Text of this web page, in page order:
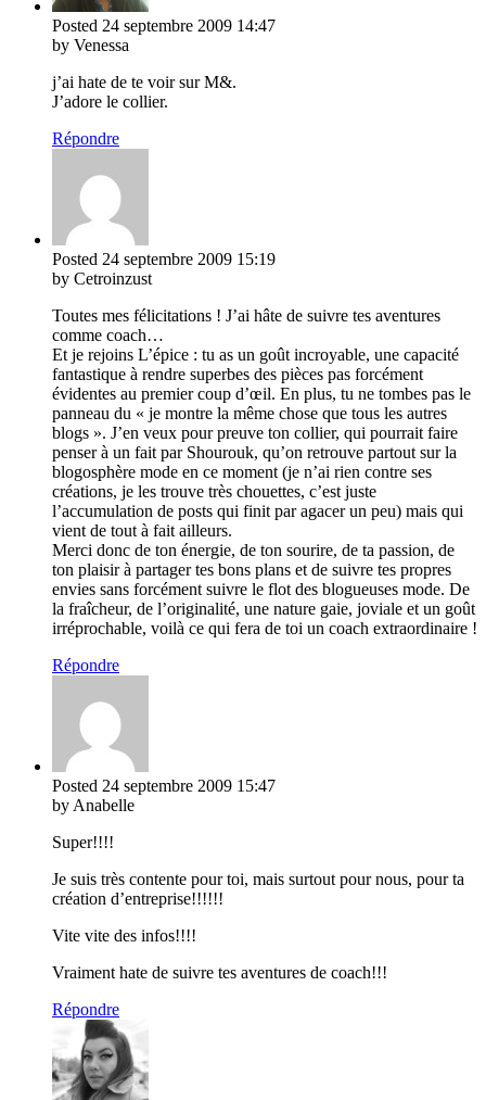
Posted 24 septembre 2009 14:47
by Venessa
j’ai hate de te voir sur M&.
J’adore le collier.
Répondre
Posted 24 septembre 2009 15:19
by Cetroinzust
Toutes mes félicitations ! J’ai hâte de suivre tes aventures
comme coach…
Et je rejoins L’épice : tu as un goût incroyable, une capacité
fantastique à rendre superbes des pièces pas forcément
évidentes au premier coup d’œil. En plus, tu ne tombes pas le
panneau du « je montre la même chose que tous les autres
blogs ». J’en veux pour preuve ton collier, qui pourrait faire
penser à un fait par Shourouk, qu’on retrouve partout sur la
blogosphère mode en ce moment (je n’ai rien contre ses
créations, je les trouve très chouettes, c’est juste
l’accumulation de posts qui finit par agacer un peu) mais qui
vient de tout à fait ailleurs.
Merci donc de ton énergie, de ton sourire, de ta passion, de
ton plaisir à partager tes bons plans et de suivre tes propres
envies sans forcément suivre le flot des blogueuses mode. De
la fraîcheur, de l’originalité, une nature gaie, joviale et un goût
irréprochable, voilà ce qui fera de toi un coach extraordinaire !
Répondre
Posted 24 septembre 2009 15:47
by Anabelle
Super!!!!
Je suis très contente pour toi, mais surtout pour nous, pour ta
création d’entreprise!!!!!!
Vite vite des infos!!!!
Vraiment hate de suivre tes aventures de coach!!!
Répondre